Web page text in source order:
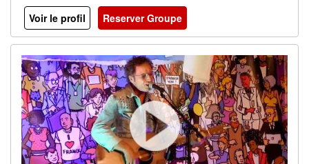
Voir le profil
Reserver Groupe